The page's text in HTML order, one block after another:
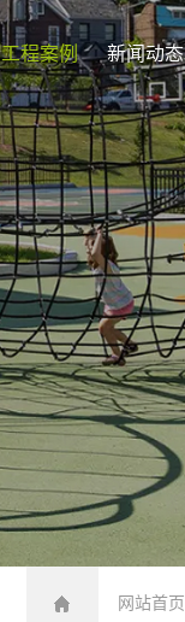
工程案例 新闻动态
网站首页